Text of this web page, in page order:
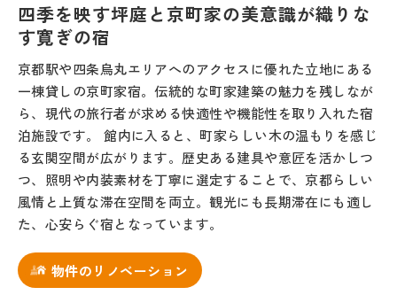
四季を映す坪庭と京町家の美意識が織りな
す寛ぎの宿
京都駅や四条烏丸エリアへのアクセスに優れた立地にある
一棟貸しの京町家宿。伝統的な町家建築の魅力を残しなが
ら、現代の旅行者が求める快適性や機能性を取り入れた宿
泊施設です。 館内に入ると、町家らしい木の温もりを感じ
る玄関空間が広がります。歴史ある建具や意匠を活かしつ
つ、照明や内装素材を丁寧に選定することで、京都らしい
風情と上質な滞在空間を両立。観光にも長期滞在にも適し
た、心安らぐ宿となっています。
物件のリノベーション